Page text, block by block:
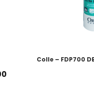
Colle – FDP700